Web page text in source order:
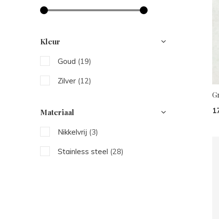
Kleur
Goud (19)
Zilver (12)
Materiaal
Nikkelvrij (3)
Stainless steel (28)